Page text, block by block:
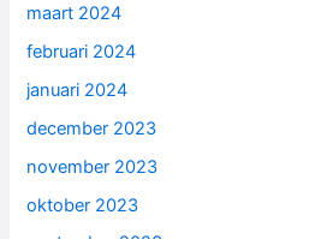
maart 2024
februari 2024
januari 2024
december 2023
november 2023
oktober 2023